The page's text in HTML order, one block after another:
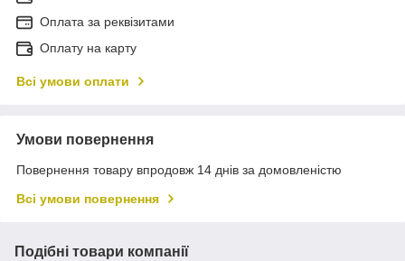
Оплата за реквізитами
Оплату на карту
Всі умови оплати
Умови повернення
Повернення товару впродовж 14 днів за домовленістю
Всі умови повернення
Подібні товари компанії